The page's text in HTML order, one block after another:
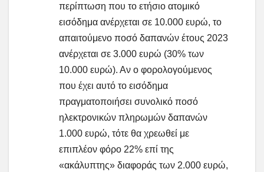
περίπτωση που το ετήσιο ατομικό
εισόδημα ανέρχεται σε 10.000 ευρώ, το
απαιτούμενο ποσό δαπανών έτους 2023
ανέρχεται σε 3.000 ευρώ (30% των
10.000 ευρώ). Αν ο φορολογούμενος
που έχει αυτό το εισόδημα
πραγματοποιήσει συνολικό ποσό
ηλεκτρονικών πληρωμών δαπανών
1.000 ευρώ, τότε θα χρεωθεί με
επιπλέον φόρο 22% επί της
«ακάλυπτης» διαφοράς των 2.000 ευρώ,